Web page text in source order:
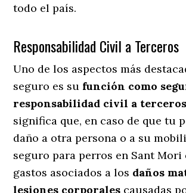
todo el país.
Responsabilidad Civil a Terceros
Uno de los aspectos más
seguro es su función como
responsabilidad civil a terceros
significa que, en caso de que tu
daño a otra persona o a su
seguro para perros en Sant Mori
gastos asociados a los daños
lesiones corporales causadas